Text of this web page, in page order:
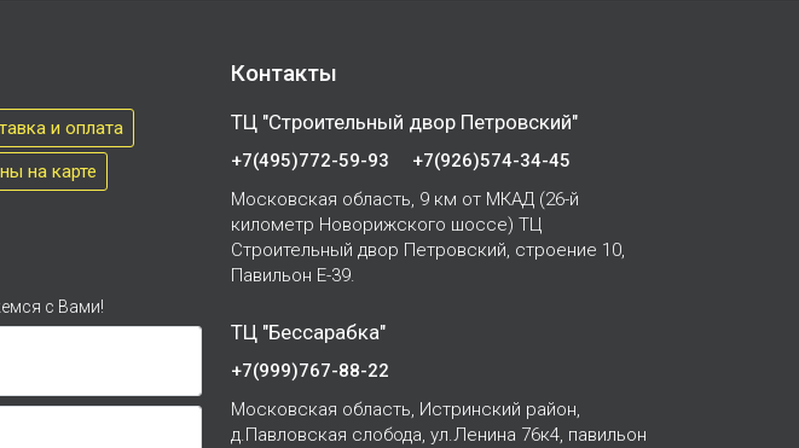
и оплата
на карте
с Вами!
Контакты
ТЦ "Строительный двор Петровский"
+7(495)772-59-93
+7(926)574-34-45
Московская область, 9 км от МКАД (26-й
километр Новорижского шоссе) ТЦ
Строительный двор Петровский, строение 10,
Павильон Е-39.
ТЦ "Бессарабка"
+7(999)767-88-22
Московская область, Истринский район,
д.Павловская слобода, ул.Ленина 76к4, павильон